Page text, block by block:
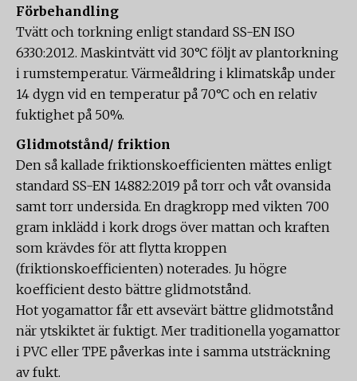
Förbehandling
Tvätt och torkning enligt standard SS-EN ISO
6330:2012. Maskintvätt vid 30°C följt av plantorkning
i rumstemperatur. Värmeåldring i klimatskåp under
14 dygn vid en temperatur på 70°C och en relativ
fuktighet på 50%.
Glidmotstånd/ friktion
Den så kallade friktionskoefficienten mättes enligt
standard SS-EN 14882:2019 på torr och våt ovansida
samt torr undersida. En dragkropp med vikten 700
gram inklädd i kork drogs över mattan och kraften
som krävdes för att flytta kroppen
(friktionskoefficienten) noterades. Ju högre
koefficient desto bättre glidmotstånd.
Hot yogamattor får ett avsevärt bättre glidmotstånd
när ytskiktet är fuktigt. Mer traditionella yogamattor
i PVC eller TPE påverkas inte i samma utsträckning
av fukt.